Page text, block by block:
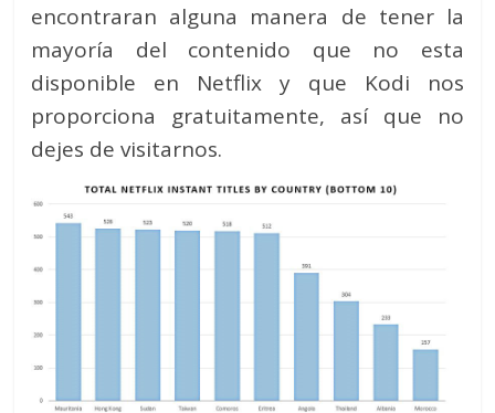
encontraran alguna manera de tener la
mayoría del contenido que no esta
disponible en Netflix y que Kodi nos
proporciona gratuitamente, así que no
dejes de visitarnos.